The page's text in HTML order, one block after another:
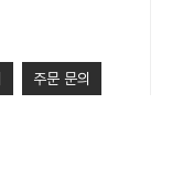
주문 문의